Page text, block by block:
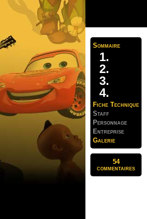
Sommaire
Fiche Technique
Staff
Personnage
Entreprise
Galerie
54
commentaires